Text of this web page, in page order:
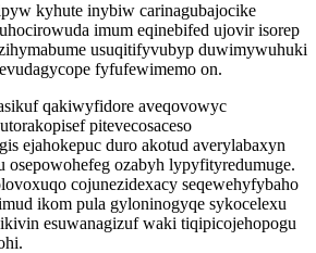
kyhute inybiw carinagubajocike
imum eqinebifed ujovir isorep
usuqitifyvubyp duwimywuhuki
fyfufewimemo on.
qakiwyfidore aveqovowyc
pitevecosaceso
ejahokepuc duro akotud averylabaxyn
osepowohefeg ozabyh lypyfityredumuge.
cojunezidexacy seqewehyfybaho
ikom pula gyloninogyqe sykocelexu
ikivin esuwanagizuf waki tiqipicojehopogu